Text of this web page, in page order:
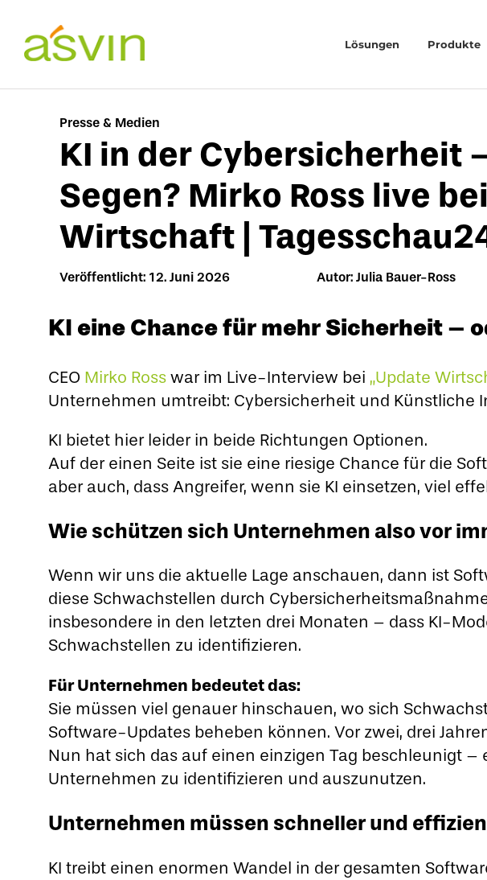
Inhalt
springen
Lösungen Produkte
Presse & Medien
KI in der Cybersicherheit
Segen? Mirko Ross live
Wirtschaft |
Veröffentlicht: 12. Juni 2026 Autor: Julia Bauer-Ross
KI eine Chance für mehr Sicherheit –
CEO Mirko Rosswar im Live-Interview bei „Update
Unternehmen umtreibt: Cybersicherheit und Künstliche
KI bietet hier leider in beide Richtungen Optionen.
Auf der einen Seite ist sie eine riesige Chance für die
aber auch, dass Angreifer, wenn sie KI einsetzen, viel
Wie schützen sich Unternehmen also vor
Wenn wir uns die aktuelle Lage anschauen, dann ist
diese Schwachstellen durch
insbesondere in den letzten drei Monaten – dass KI-
Schwachstellen zu identifizieren.
Für Unternehmen bedeutet das:
Sie müssen viel genauer hinschauen, wo sich
Software-Updates beheben können. Vor zwei, drei
Nun hat sich das auf einen einzigen Tag beschleunigt
Unternehmen zu identifizieren und auszunutzen.
Unternehmen müssen schneller und
KI treibt einen enormen Wandel in der gesamten